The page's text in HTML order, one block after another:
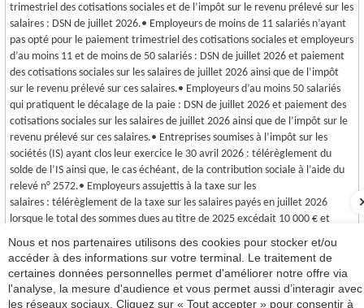
trimestriel des cotisations sociales et de l’impôt sur le revenu prélevé sur les
salaires : DSN de juillet 2026.• Employeurs de moins de 11 salariés n’ayant
pas opté pour le paiement trimestriel des cotisations sociales et employeurs
d’au moins 11 et de moins de 50 salariés : DSN de juillet 2026 et paiement
des cotisations sociales sur les salaires de juillet 2026 ainsi que de l’impôt
sur le revenu prélevé sur ces salaires.• Employeurs d’au moins 50 salariés
qui pratiquent le décalage de la paie : DSN de juillet 2026 et paiement des
cotisations sociales sur les salaires de juillet 2026 ainsi que de l’impôt sur le
revenu prélevé sur ces salaires.• Entreprises soumises à l’impôt sur les
sociétés (IS) ayant clos leur exercice le 30 avril 2026 : télérèglement du
solde de l’IS ainsi que, le cas échéant, de la contribution sociale à l’aide du
relevé n° 2572.• Employeurs assujettis à la taxe sur les
salaires : télérèglement de la taxe sur les salaires payés en juillet 2026
lorsque le total des sommes dues au titre de 2025 excédait 10 000 € et
31 août 2026
• Entreprises soumises à l’impôt sur les sociétés ayant clos leur exercice le
31 mai 2026 : télétransmission de la déclaration annuelle des résultats et
Nous et nos partenaires utilisons des cookies pour stocker et/ou
accéder à des informations sur votre terminal. Le traitement de
certaines données personnelles permet d'améliorer notre offre via
l'analyse, la mesure d'audience et vous permet aussi d’interagir avec
les réseaux sociaux. Cliquez sur « Tout accepter » pour consentir à